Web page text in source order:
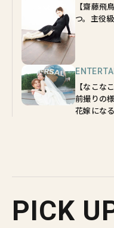
【齋藤飛
つ。主役
【なこな
前撮りの
花嫁になる
PICK